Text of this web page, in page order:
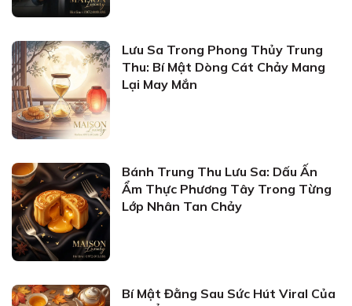
Lưu Sa Trong Phong Thủy Trung
Thu: Bí Mật Dòng Cát Chảy Mang
Lại May Mắn
Bánh Trung Thu Lưu Sa: Dấu Ấn
Ẩm Thực Phương Tây Trong Từng
Lớp Nhân Tan Chảy
Bí Mật Đằng Sau Sức Hút Viral Của